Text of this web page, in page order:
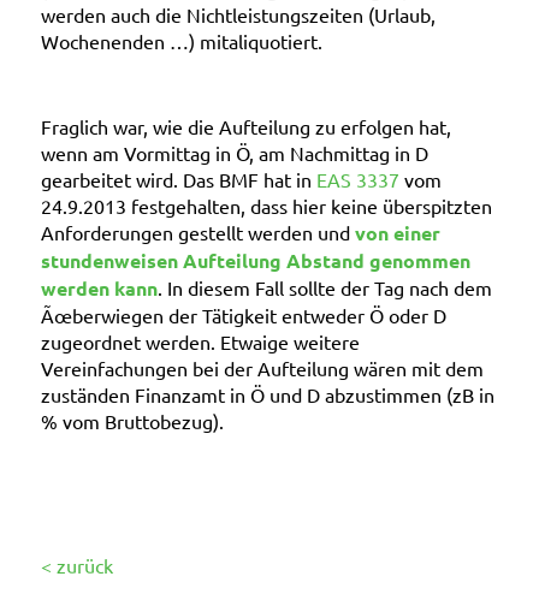
werden auch die Nichtleistungszeiten (Urlaub,
Wochenenden …) mitaliquotiert.
Fraglich war, wie die Aufteilung zu erfolgen hat,
wenn am Vormittag in Ö, am Nachmittag in D
gearbeitet wird. Das BMF hat in EAS 3337 vom
24.9.2013 festgehalten, dass hier keine überspitzten
Anforderungen gestellt werden und von einer
stundenweisen Aufteilung Abstand genommen
werden kann. In diesem Fall sollte der Tag nach dem
Ãœberwiegen der Tätigkeit entweder Ö oder D
zugeordnet werden. Etwaige weitere
Vereinfachungen bei der Aufteilung wären mit dem
zuständen Finanzamt in Ö und D abzustimmen (zB in
% vom Bruttobezug).
< zurück